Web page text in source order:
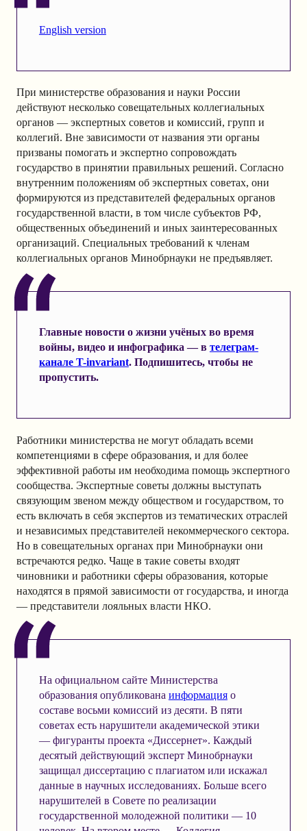
English version
При министерстве образования и науки России
действуют несколько совещательных коллегиальных
органов — экспертных советов и комиссий, групп и
коллегий. Вне зависимости от названия эти органы
призваны помогать и экспертно сопровождать
государство в принятии правильных решений. Согласно
внутренним положениям об экспертных советах, они
формируются из представителей федеральных органов
государственной власти, в том числе субъектов РФ,
общественных объединений и иных заинтересованных
организаций. Специальных требований к членам
коллегиальных органов Минобрнауки не предъявляет.
Главные новости о жизни учёных во время
войны, видео и инфографика — в телеграм-
канале T-invariant. Подпишитесь, чтобы не
пропустить.
Работники министерства не могут обладать всеми
компетенциями в сфере образования, и для более
эффективной работы им необходима помощь экспертного
сообщества. Экспертные советы должны выступать
связующим звеном между обществом и государством, то
есть включать в себя экспертов из тематических отраслей
и независимых представителей некоммерческого сектора.
Но в совещательных органах при Минобрнауки они
встречаются редко. Чаще в такие советы входят
чиновники и работники сферы образования, которые
находятся в прямой зависимости от государства, и иногда
— представители лояльных власти НКО.
На официальном сайте Министерства
образования опубликована информацияо
составе восьми комиссий из десяти. В пяти
советах есть нарушители академической этики
— фигуранты проекта «Диссернет». Каждый
десятый действующий эксперт Минобрнауки
защищал диссертацию с плагиатом или искажал
данные в научных исследованиях. Больше всего
нарушителей в Совете по реализации
государственной молодежной политики — 10